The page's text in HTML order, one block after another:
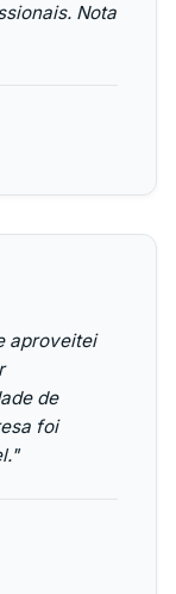
Nota
aproveitei
de
foi